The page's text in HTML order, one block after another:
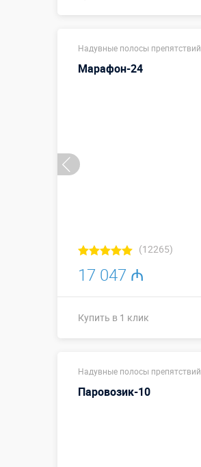
Больше деталей →
Смотреть видео
Надувные полосы препятствий
Марафон-24
(12265)
17 047 ₼
Купить в 1 клик
Размеры, м:
3,5 м
Больше деталей →
Надувные полосы препятствий
Паровозик-10